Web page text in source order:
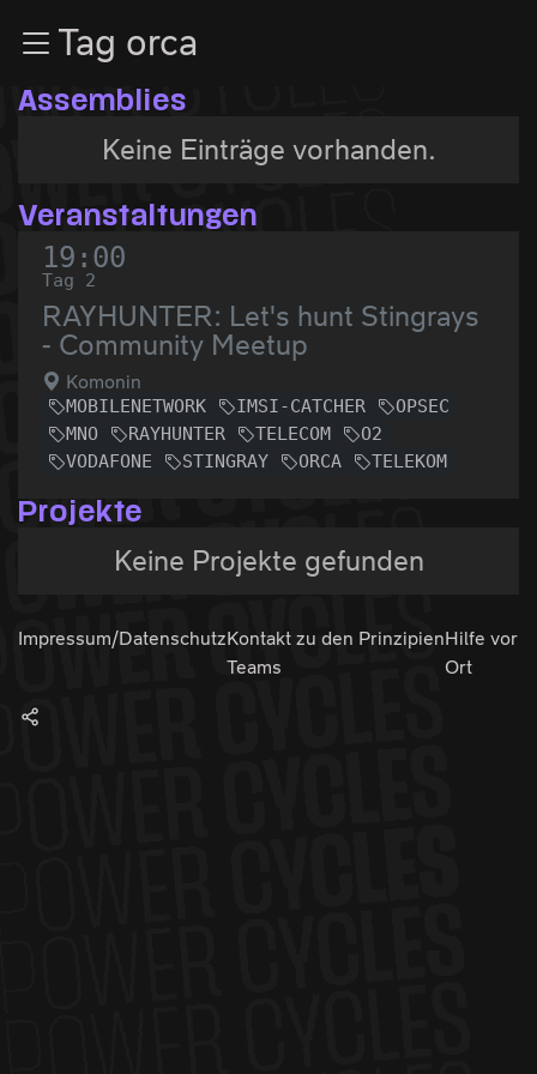
Zum InhaltTag orca
Assemblies
Keine Einträge vorhanden.
Veranstaltungen
19:00
Tag 2
RAYHUNTER: Let's hunt Stingrays
- Community Meetup
Komonin
MOBILENETWORK IMSI-CATCHER
OPSEC
MNO
RAYHUNTER TELECOM
O2
VODAFONE
STINGRAY ORCA TELEKOM
Projekte
Keine Projekte gefunden
Impressum/DatenschutzKontakt zu den
Teams
PrinzipienHilfe vor
Ort